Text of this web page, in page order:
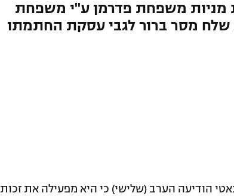
מניות משפחת פדרמן ע"י משפחת
שלח מסר ברור לגבי עסקת החתמתו
הודיעה הערב (שלישי) כי היא מפעילה את זכות